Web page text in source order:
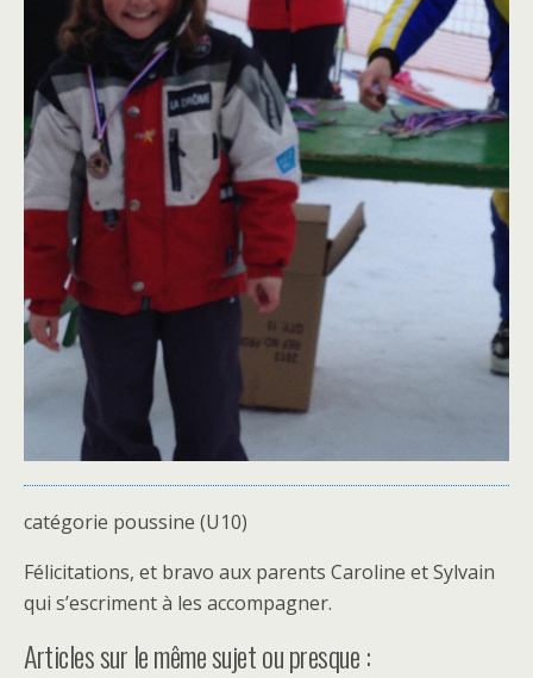
catégorie poussine (U10)
Félicitations, et bravo aux parents Caroline et Sylvain
qui s’escriment à les accompagner.
Articles sur le même sujet ou presque :